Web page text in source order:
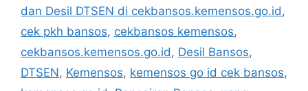
dan Desil DTSEN di cekbansos.kemensos.go.id,
cek pkh bansos, cekbansos kemensos,
cekbansos.kemensos.go.id, Desil Bansos,
DTSEN, Kemensos, kemensos go id cek bansos,